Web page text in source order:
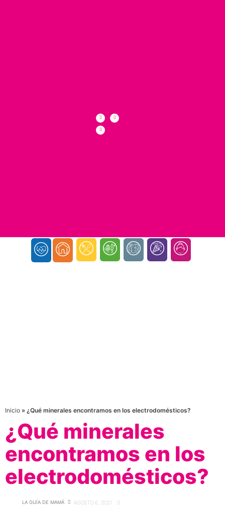
Inicio » ¿Qué minerales encontramos en los electrodomésticos?
¿Qué minerales
encontramos en los
electrodomésticos?
LA GUÍA DE MAMÁ AGOSTO 6, 2021 0